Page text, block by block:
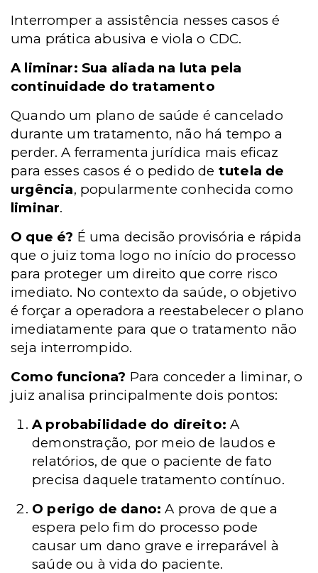
Interromper a assistência nesses casos é
uma prática abusiva e viola o CDC.
A liminar: Sua aliada na luta pela
continuidade do tratamento
Quando um plano de saúde é cancelado
durante um tratamento, não há tempo a
perder. A ferramenta jurídica mais eficaz
para esses casos é o pedido de tutela de
urgência, popularmente conhecida como
liminar.
O que é? É uma decisão provisória e rápida
que o juiz toma logo no início do processo
para proteger um direito que corre risco
imediato. No contexto da saúde, o objetivo
é forçar a operadora a reestabelecer o plano
imediatamente para que o tratamento não
seja interrompido.
Como funciona? Para conceder a liminar, o
juiz analisa principalmente dois pontos:
A probabilidade do direito: A
demonstração, por meio de laudos e
relatórios, de que o paciente de fato
precisa daquele tratamento contínuo.
O perigo de dano: A prova de que a
espera pelo fim do processo pode
causar um dano grave e irreparável à
saúde ou à vida do paciente.